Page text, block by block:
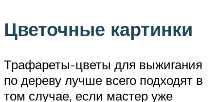
Цветочные картинки
Трафареты-цветы для выжигания
по дереву лучше всего подходят в
том случае, если мастер уже